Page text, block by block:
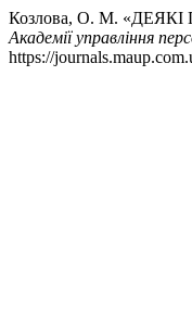
Козлова, О. М.
Академії управління
https://